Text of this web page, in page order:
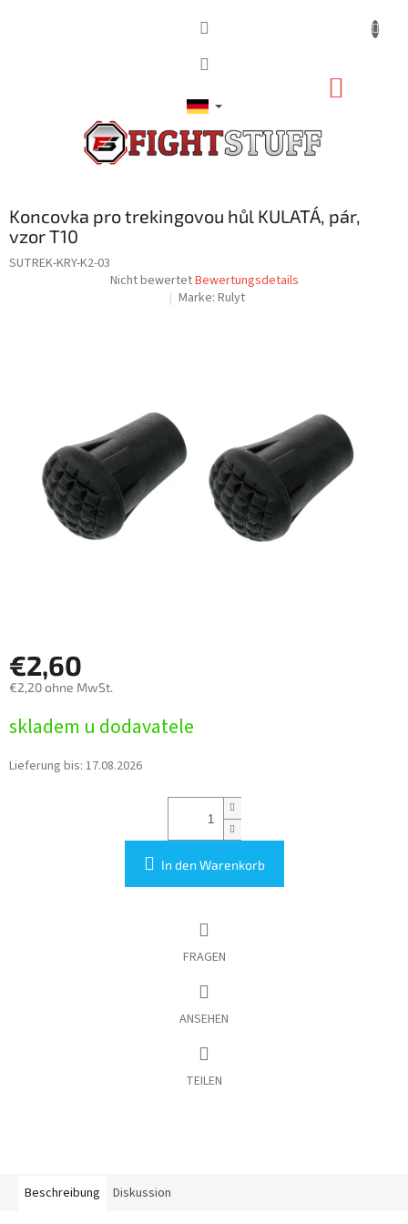
Koncovka pro trekingovou hůl KULATÁ, pár,
vzor T10
SUTREK-KRY-K2-03
Die
durchschnittliche
Nicht bewertetBewertungsdetails
Marke: Rulyt
€2,60
€2,20 ohne MwSt.
skladem u dodavatele
Lieferung bis: 17.08.2026
In den Warenkorb
FRAGEN
ANSEHEN
TEILEN
Beschreibung Diskussion